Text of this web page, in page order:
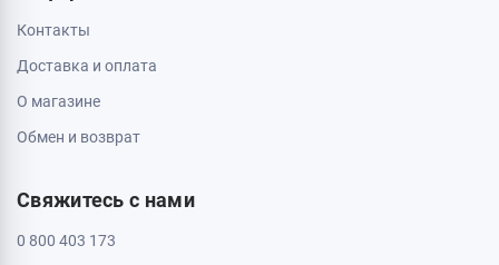
Контакты
Доставка и оплата
О магазине
Обмен и возврат
Свяжитесь с нами
0 800 403 173